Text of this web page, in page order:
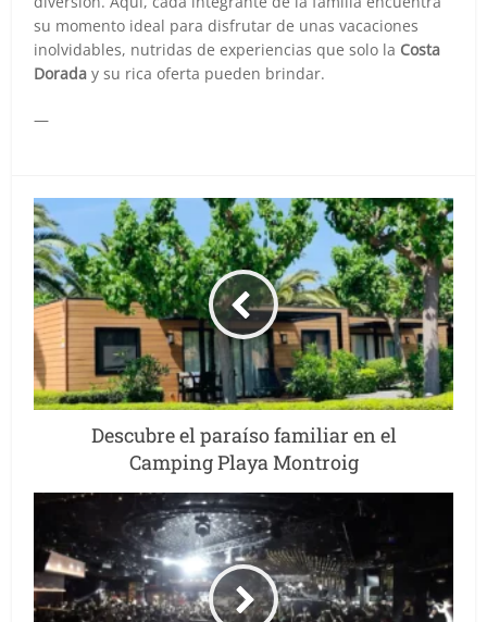
su momento ideal para disfrutar de unas vacaciones
inolvidables, nutridas de experiencias que solo la Costa
Dorada y su rica oferta pueden brindar.
—
Descubre el paraíso familiar en el
Camping Playa Montroig